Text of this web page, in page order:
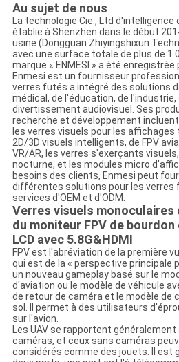
Au sujet de nous
La technologie Cie., Ltd d'intelligence
établie à Shenzhen dans le début
usine (Dongguan Zhiyingshixun
avec une surface totale de plus de 1
marque « ENMESI » a été
Enmesi est un fournisseur
verres futés a intégré des solutions
médical, de l'éducation, de
divertissement audiovisuel. Ses
recherche et développement
les verres visuels pour les
2D/3D visuels intelligents, de FPV
VR/AR, les verres s'exerçants
nocturne, et les modules micro
besoins des clients, Enmesi peut
différentes solutions pour les verres
services d'OEM et d'ODM.
Verres visuels
du moniteur FPV de
LCD avec 5.8G&HDMI
FPV est l'abréviation de la première
qui est de la « perspective principale
un nouveau gameplay basé sur le
d'aviation ou le modèle de véhicule
de retour de caméra et le modèle de
sol. Il permet à des utilisateurs
sur l'avion.
Les UAV se rapportent
caméras, et ceux sans caméras
considérés comme des jouets. Il est